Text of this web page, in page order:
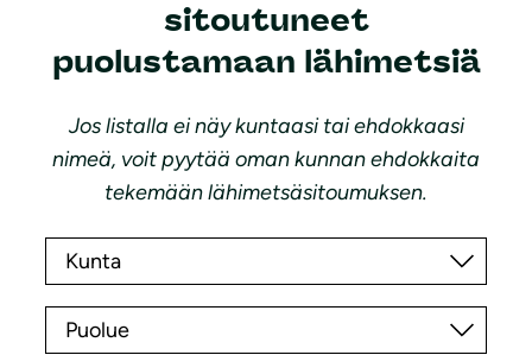
sitoutuneet
puolustamaan lähimetsiä
Jos listalla ei näy kuntaasi tai ehdokkaasi
nimeä, voit pyytää oman kunnan ehdokkaita
tekemään lähimetsäsitoumuksen.